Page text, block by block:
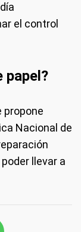
el control
papel?
propone
Nacional de
llevar a